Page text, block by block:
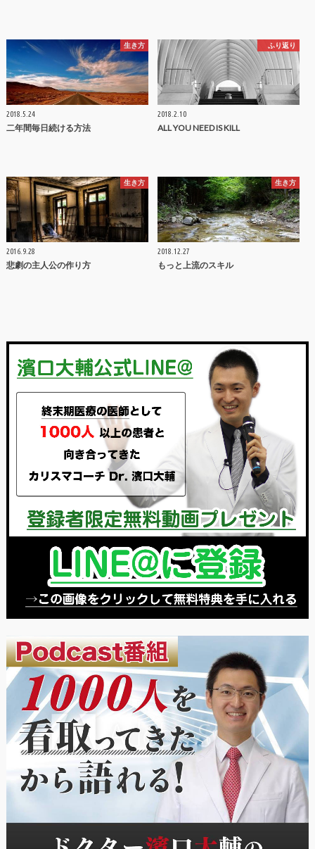
生き方
2018.5.24
二年間毎日続ける方法
ふり返り
2018.2.10
ALL YOU NEED IS KILL
生き方
2016.9.28
悲劇の主人公の作り方
生き方
2018.12.27
もっと上流のスキル